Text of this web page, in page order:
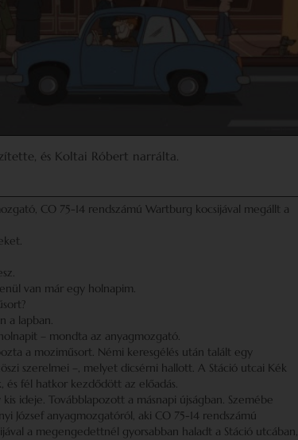
és Koltai Róbert narrálta.
CO 75-14 rendszámú Wartburg kocsijával megállt a
van már egy holnapim.
a lapban.
– mondta az anyagmozgató.
a moziműsort. Némi keresgélés után talált egy
szerelmei –, melyet dicsérni hallott. A Stáció utcai Kék
és fél hatkor kezdődött az előadás.
ideje. Továbblapozott a másnapi újságban. Szemébe
József anyagmozgatóról, aki CO 75-14 rendszámú
a megengedettnél gyorsabban haladt a Stáció utcában,